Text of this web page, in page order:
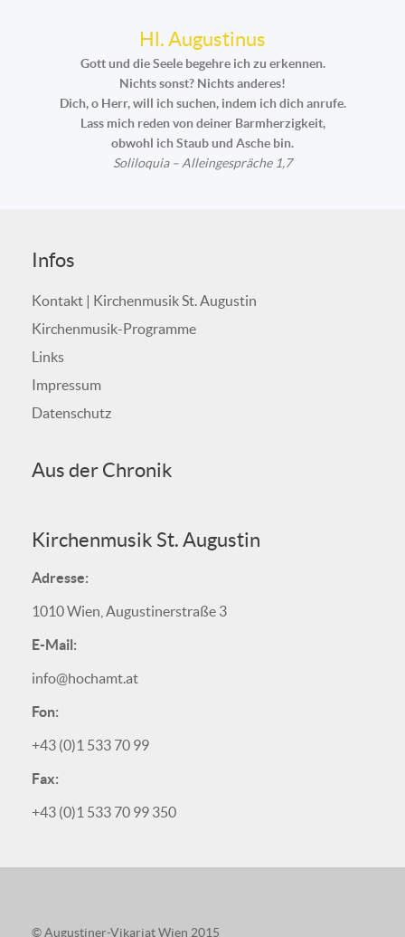
Hl. Augustinus
Gott und die Seele begehre ich zu erkennen.
Nichts sonst? Nichts anderes!
Dich, o Herr, will ich suchen, indem ich dich anrufe.
Lass mich reden von deiner Barmherzigkeit,
obwohl ich Staub und Asche bin.
Soliloquia – Alleingespräche 1,7
Infos
Kontakt | Kirchenmusik St. Augustin
Kirchenmusik-Programme
Links
Impressum
Datenschutz
Aus der Chronik
Kirchenmusik St. Augustin
Adresse:
1010 Wien, Augustinerstraße 3
E-Mail:
info@hochamt.at
Fon:
+43 (0)1 533 70 99
Fax:
+43 (0)1 533 70 99 350
© Augustiner-Vikariat Wien 2015